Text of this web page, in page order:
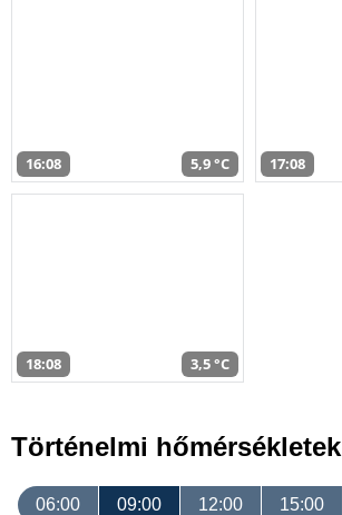
16:08 5,9 °C 17:08
18:08 3,5 °C
Történelmi hőmérsékletek
06:00 09:00 12:00 15:00